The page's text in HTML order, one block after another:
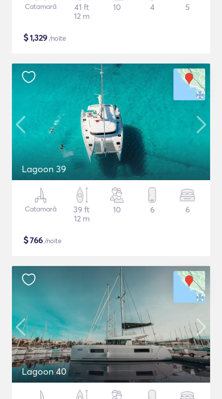
Catamarã
41 ft
12 m
10 4 5
$1,329 /noite
Lagoon 39
Catamarã
39 ft
12 m
10 6 6
$766 /noite
Lagoon 40